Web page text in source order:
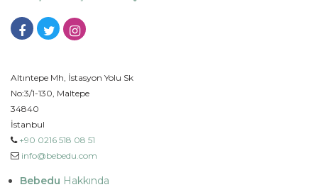
Altıntepe Mh, İstasyon Yolu Sk
No:3/1-130, Maltepe
34840
İstanbul
+90 0216 518 08 51
info@bebedu.com
Bebedu Hakkında